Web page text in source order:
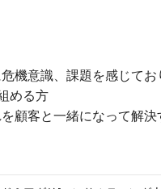
機意識、課題を感じて
める方
顧客と一緒になって解